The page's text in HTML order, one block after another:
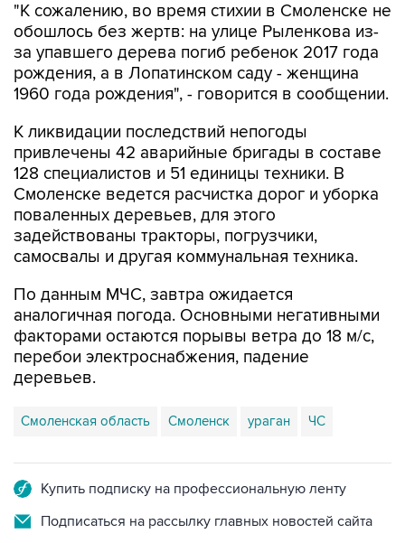
"К сожалению, во время стихии в Смоленске не
обошлось без жертв: на улице Рыленкова из-
за упавшего дерева погиб ребенок 2017 года
рождения, а в Лопатинском саду - женщина
1960 года рождения", - говорится в сообщении.
К ликвидации последствий непогоды
привлечены 42 аварийные бригады в составе
128 специалистов и 51 единицы техники. В
Смоленске ведется расчистка дорог и уборка
поваленных деревьев, для этого
задействованы тракторы, погрузчики,
самосвалы и другая коммунальная техника.
По данным МЧС, завтра ожидается
аналогичная погода. Основными негативными
факторами остаются порывы ветра до 18 м/с,
перебои электроснабжения, падение
деревьев.
Смоленская область Смоленск ураган ЧС
Купить подписку на профессиональную ленту
Подписаться на рассылку главных новостей сайта